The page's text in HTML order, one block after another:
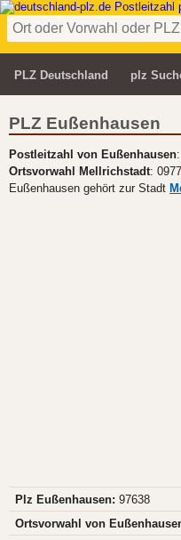
PLZ Deutschland plz
PLZ Eußenhausen
Postleitzahl von Eußenhausen
Ortsvorwahl Mellrichstadt:
Eußenhausen gehört zur Stadt
Plz Eußenhausen: 97638
Ortsvorwahl von